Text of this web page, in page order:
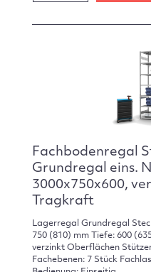
Fachbodenregal
Grundregal eins.
3000x750x600,
Tragkraft
Lagerregal Grundregal
750 (810) mm Tiefe: 600
verzinkt Oberflächen
Fachebenen: 7 Stück